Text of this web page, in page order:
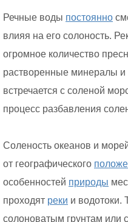
Речные воды постоянно
влияя на его солоность.
огромное количество
растворенные минералы и
встречается с соленой
процесс разбавления
Соленость океанов и
от географического
особенностей природы
проходят реки и водотоки.
солоноватым грунтам или